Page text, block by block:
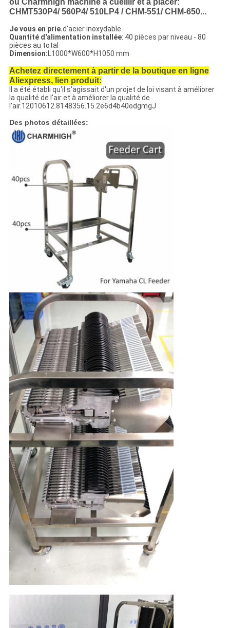
ou Charmhigh machine à cueillir et à placer:
CHMT530P4/ 560P4/ 510LP4 / CHM-551/ CHM-650...
Je vous en prie.d'acier inoxydable
Quantité d'alimentation installée: 40 pièces par niveau - 80
pièces au total
Dimension:L1000*W600*H1050 mm
Achetez directement à partir de la boutique en ligne
Aliexpress, lien produit:
Il a été établi qu'il s'agissait d'un projet de loi visant à améliorer
la qualité de l'air et à améliorer la qualité de
l'air.12010612.8148356.15.2e6d4b40odgmgJ
Des photos détaillées: